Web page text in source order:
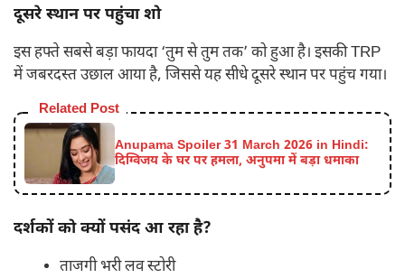
दूसरे स्थान पर पहुंचा शो
इस हफ्ते सबसे बड़ा फायदा ‘तुम से तुम तक’ को हुआ है। इसकी TRP
में जबरदस्त उछाल आया है, जिससे यह सीधे दूसरे स्थान पर पहुंच गया।
Related Post
Anupama Spoiler 31 March 2026 in Hindi:
दिग्विजय के घर पर हमला, अनुपमा में बड़ा धमाका
दर्शकों को क्यों पसंद आ रहा है?
ताजगी भरी लव स्टोरी